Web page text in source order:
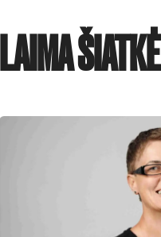
LAIMA ŠIATKĖ